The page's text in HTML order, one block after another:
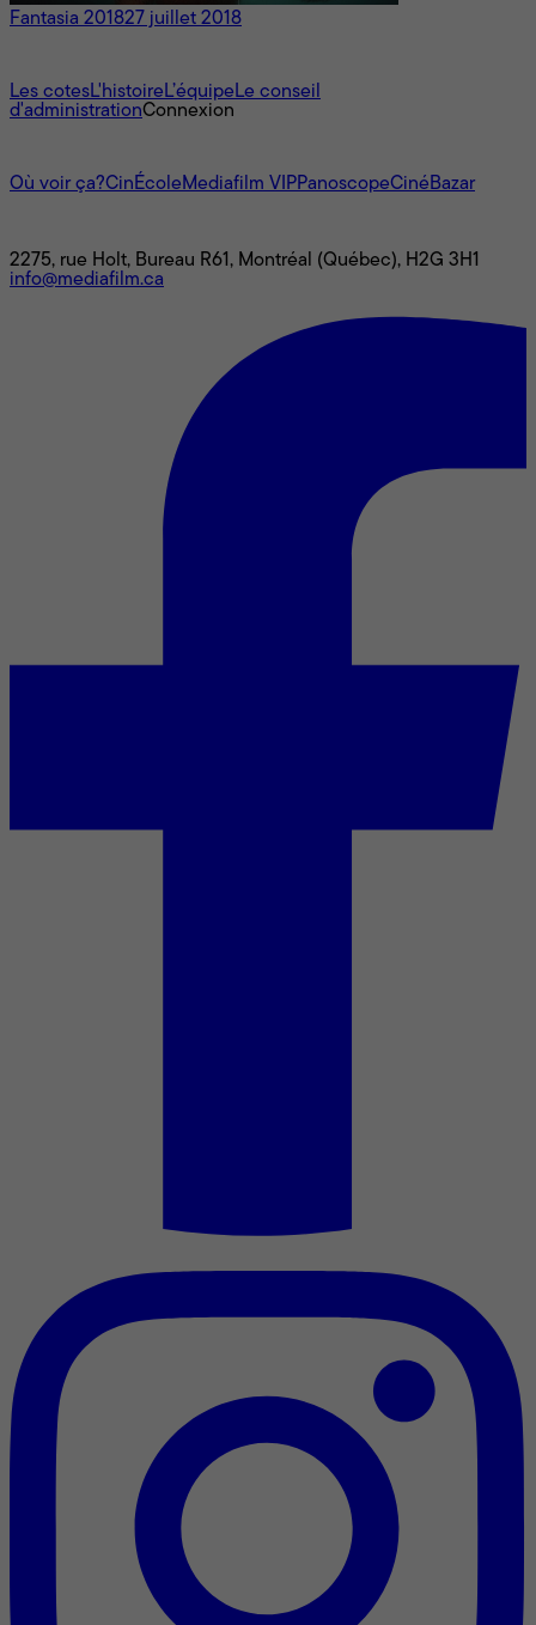
Fantasia 201827 juillet 2018
Les cotesL'histoireL’équipeLe conseil
d'administrationConnexion
Où voir ça?CinÉcoleMediafilm VIPPanoscopeCinéBazar
2275, rue Holt, Bureau R61, Montréal (Québec), H2G 3H1
info@mediafilm.ca